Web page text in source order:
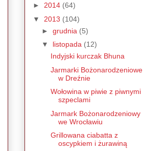
► 2014 (64)
▼ 2013 (104)
► grudnia (5)
▼ listopada (12)
Indyjski kurczak Bhuna
Jarmarki Bożonarodzeniowe
w Dreźnie
Wołowina w piwie z piwnymi
szpeclami
Jarmark Bożonarodzeniowy
we Wrocławiu
Grillowana ciabatta z
oscypkiem i żurawiną